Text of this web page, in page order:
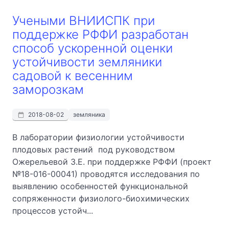
Учеными ВНИИСПК при
поддержке РФФИ разработан
способ ускоренной оценки
устойчивости земляники
садовой к весенним
заморозкам
2018-08-02 земляника
В лаборатории физиологии устойчивости
плодовых растений под руководством
Ожерельевой З.Е. при поддержке РФФИ (проект
№18-016-00041) проводятся исследования по
выявлению особенностей функциональной
сопряженности физиолого-биохимических
процессов устойч...